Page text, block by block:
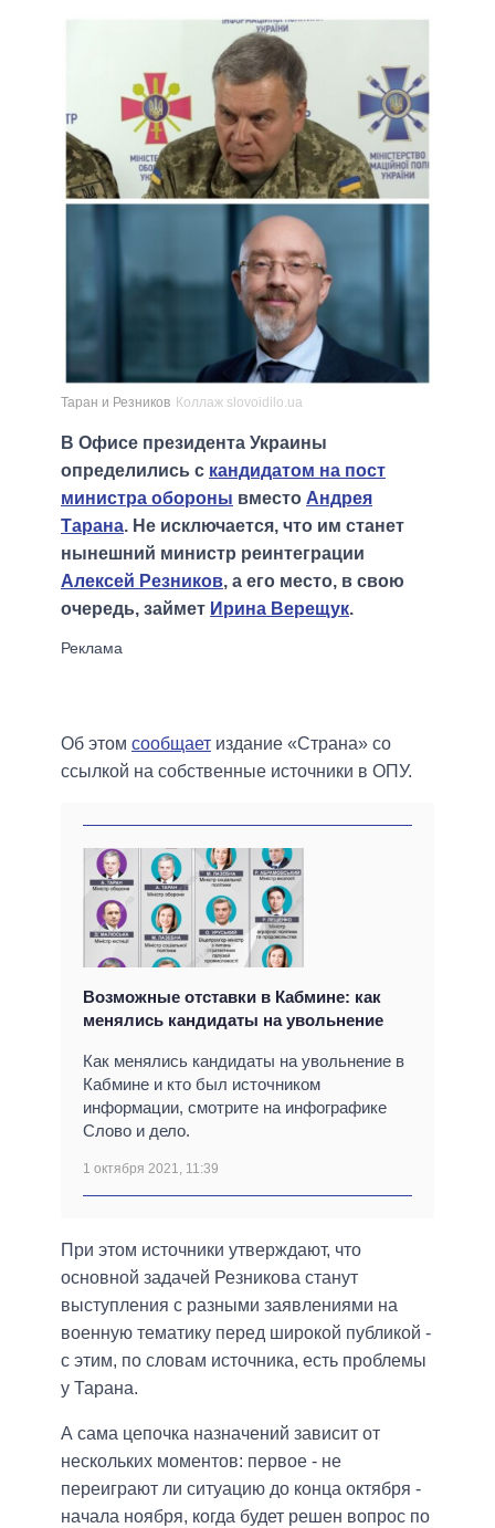
Таран и Резников Коллаж slovoidilo.ua
В Офисе президента Украины
определились с кандидатом на пост
министра обороны вместо Андрея
Тарана. Не исключается, что им станет
нынешний министр реинтеграции
Алексей Резников, а его место, в свою
очередь, займет Ирина Верещук.
Об этом сообщает издание «Страна» со
ссылкой на собственные источники в ОПУ.
Возможные отставки в Кабмине: как
менялись кандидаты на увольнение
Как менялись кандидаты на увольнение в
Кабмине и кто был источником
информации, смотрите на инфографике
Слово и дело.
1 октября 2021, 11:39
При этом источники утверждают, что
основной задачей Резникова станут
выступления с разными заявлениями на
военную тематику перед широкой публикой -
с этим, по словам источника, есть проблемы
у Тарана.
А сама цепочка назначений зависит от
нескольких моментов: первое - не
переиграют ли ситуацию до конца октября -
начала ноября, когда будет решен вопрос по